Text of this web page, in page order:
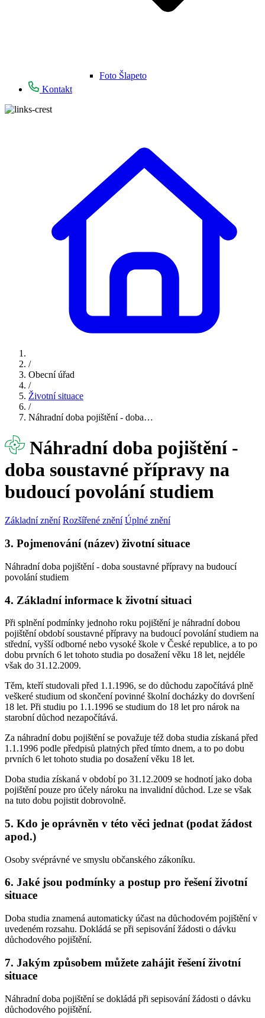
Foto Šlapeto
Kontakt
/
Obecní úřad
/
Životní situace
/
Náhradní doba pojištění - doba…
Náhradní doba pojištění -
doba soustavné přípravy na
budoucí povolání studiem
Základní znění Rozšířené znění Úplné znění
3. Pojmenování (název) životní situace
Náhradní doba pojištění - doba soustavné přípravy na budoucí
povolání studiem
4. Základní informace k životní situaci
Při splnění podmínky jednoho roku pojištění je náhradní dobou
pojištění období soustavné přípravy na budoucí povolání studiem na
střední, vyšší odborné nebo vysoké škole v České republice, a to po
dobu prvních 6 let tohoto studia po dosažení věku 18 let, nejdéle
však do 31.12.2009.
Těm, kteří studovali před 1.1.1996, se do důchodu započítává plně
veškeré studium od skončení povinné školní docházky do dovršení
18 let. Při studiu po 1.1.1996 se studium do 18 let pro nárok na
starobní důchod nezapočítává.
Za náhradní dobu pojištění se považuje též doba studia získaná před
1.1.1996 podle předpisů platných před tímto dnem, a to po dobu
prvních 6 let tohoto studia po dosažení věku 18 let.
Doba studia získaná v období po 31.12.2009 se hodnotí jako doba
pojištění pouze pro účely nároku na invalidní důchod. Lze se však
na tuto dobu pojistit dobrovolně.
5. Kdo je oprávněn v této věci jednat (podat žádost
apod.)
Osoby svéprávné ve smyslu občanského zákoníku.
6. Jaké jsou podmínky a postup pro řešení životní
situace
Doba studia znamená automaticky účast na důchodovém pojištění v
uvedeném rozsahu. Dokládá se při sepisování žádosti o dávku
důchodového pojištění.
7. Jakým způsobem můžete zahájit řešení životní
situace
Náhradní doba pojištění se dokládá při sepisování žádosti o dávku
důchodového pojištění.